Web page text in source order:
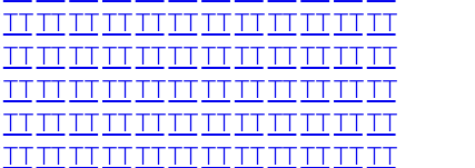
TTTTTTTTTTTTTTTTTTTTTTTT
TTTTTTTTTTTTTTTTTTTTTTTT
TTTTTTTTTTTTTTTTTTTTTTTT
TTTTTTTTTTTTTTTTTTTTTTTT
TTTTTTTTTTTTTTTTTTTTTTTT